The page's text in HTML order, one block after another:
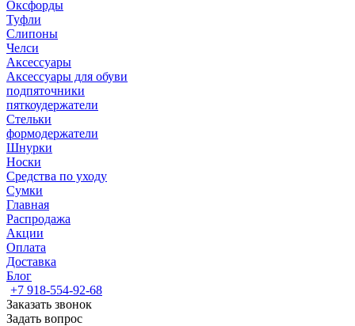
Оксфорды
Туфли
Слипоны
Челси
Аксессуары
Аксессуары для обуви
подпяточники
пяткоудержатели
Стельки
формодержатели
Шнурки
Носки
Средства по уходу
Сумки
Главная
Распродажа
Акции
Оплата
Доставка
Блог
+7 918-554-92-68
Заказать звонок
Задать вопрос